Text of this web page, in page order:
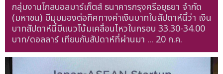
กลุ่มงานโกลบอลมาร์เก็ตส์ ธนาคารกรุงศรีอยุธยา จำกัด
(มหาชน) มีมุมมองต่อทิศทางค่าเงินบาทในสัปดาห์นี้ว่า เงิน
บาทสัปดาห์นี้มีแนวโน้มเคลื่อนไหวในกรอบ 33.30-34.00
บาท/ดอลลาร์ เทียบกับสัปดาห์ที่ผ่านมา ... 20 ก.ค.